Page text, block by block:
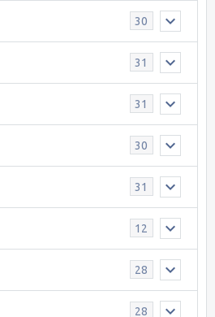
30
31
31
30
31
12
28
28